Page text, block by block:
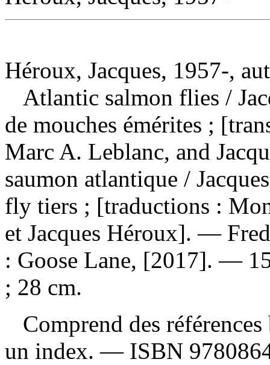
Héroux, Jacques, 1957-,
Atlantic salmon flies /
de mouches émérites ;
Marc A. Leblanc, and
saumon atlantique /
fly tiers ; [traductions :
et Jacques Héroux]. —
: Goose Lane, [2017]. —
; 28 cm.
Comprend des
un index. — ISBN